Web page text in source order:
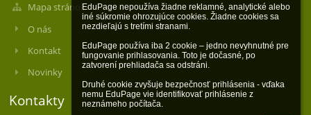
EduPage nepoužíva žiadne reklamné, analytické alebo
iné súkromie ohrozujúce cookies. Žiadne cookies sa
nezdieľajú s tretími stranami.
EduPage používa iba 2 cookie – jedno nevyhnutné pre
fungovanie prihlasovania. Toto je dočasné, po
zatvorení prehliadača sa odstráni.
Druhé cookie zvyšuje bezpečnosť prihlásenia - vďaka
nemu EduPage vie identifikovať prihlásenie z
neznámeho počítača.
Mapa stránok
O nás
Kontakt
Novinky
Kontakty